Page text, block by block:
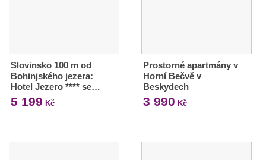
Slovinsko 100 m od
Bohinjského jezera:
Hotel Jezero **** se…
5 199 Kč
Prostorné apartmány v
Horní Bečvě v
Beskydech
3 990 Kč